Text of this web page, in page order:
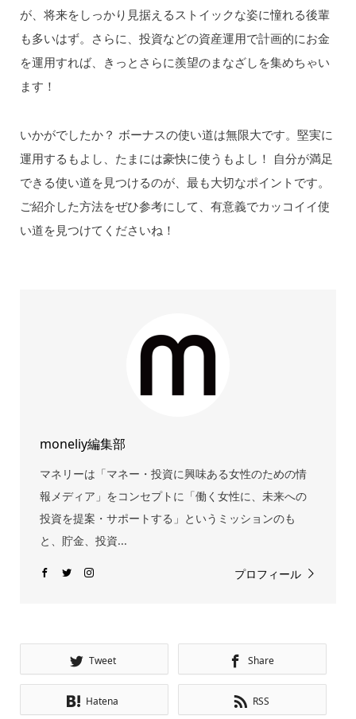
が、将来をしっかり見据えるストイックな姿に憧れる後輩
も多いはず。さらに、投資などの資産運用で計画的にお金
を運用すれば、きっとさらに羨望のまなざしを集めちゃい
ます！
いかがでしたか？ ボーナスの使い道は無限大です。堅実に
運用するもよし、たまには豪快に使うもよし！ 自分が満足
できる使い道を見つけるのが、最も大切なポイントです。
ご紹介した方法をぜひ参考にして、有意義でカッコイイ使
い道を見つけてくださいね！
moneliy編集部
マネリーは「マネー・投資に興味ある女性のための情
報メディア」をコンセプトに「働く女性に、未来への
投資を提案・サポートする」というミッションのも
と、貯金、投資...
プロフィール
Tweet Share
Hatena RSS